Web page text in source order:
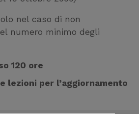
nel caso di non
numero minimo degli
120 ore
lezioni per l’aggiornamento